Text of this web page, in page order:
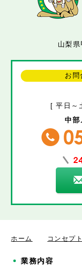
山梨
お問
[ 平日～
中部
ホーム コンセプト
業務内容